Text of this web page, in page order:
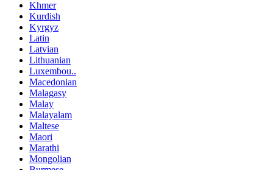
Khmer
Kurdish
Kyrgyz
Latin
Latvian
Lithuanian
Luxembou..
Macedonian
Malagasy
Malay
Malayalam
Maltese
Maori
Marathi
Mongolian